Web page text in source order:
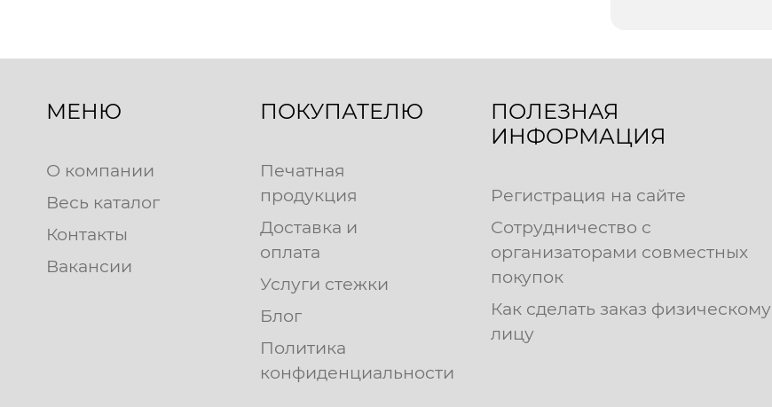
МЕНЮ
О компании
Весь каталог
Контакты
Вакансии
ПОКУПАТЕЛЮ
Печатная
продукция
Доставка и
оплата
Услуги стежки
Блог
Политика
конфиденциальности
ПОЛЕЗНАЯ
ИНФОРМАЦИЯ
Регистрация на сайте
Сотрудничество с
организаторами совместных
покупок
Как сделать заказ физическому
лицу